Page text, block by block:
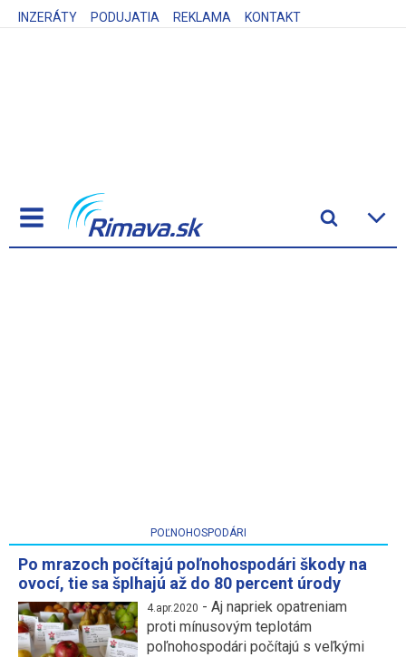
INZERÁTY PODUJATIA REKLAMA KONTAKT
POĽNOHOSPODÁRI
Po mrazoch počítajú poľnohospodári škody na
ovocí, tie sa šplhajú až do 80 percent úrody
4.apr.2020 - Aj napriek opatreniam
proti mínusovým teplotám
poľnohospodári počítajú s veľkými